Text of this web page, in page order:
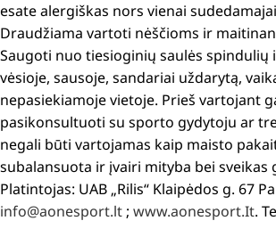
esate alergiškas nors vienai
Draudžiama vartoti nėščioms ir
Saugoti nuo tiesioginių saulės spindulių
vėsioje, sausoje, sandariai uždarytą,
nepasiekiamoje vietoje. Prieš vartojant
pasikonsultuoti su sporto gydytoju ar
negali būti vartojamas kaip maisto
subalansuota ir įvairi mityba bei sveikas
Platintojas: UAB „Rilis“ Klaipėdos g. 67
info@aonesport.lt ; www.aonesport.It.